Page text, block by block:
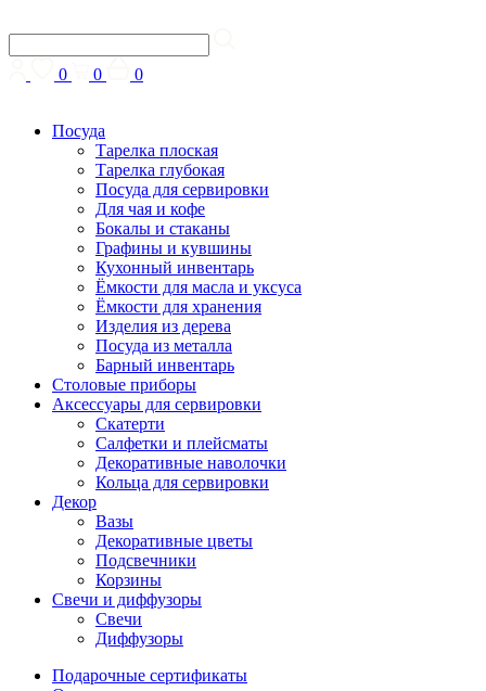
0 0 0
Посуда
Тарелка плоская
Тарелка глубокая
Посуда для сервировки
Для чая и кофе
Бокалы и стаканы
Графины и кувшины
Кухонный инвентарь
Ёмкости для масла и уксуса
Ёмкости для хранения
Изделия из дерева
Посуда из металла
Барный инвентарь
Столовые приборы
Аксессуары для сервировки
Скатерти
Cалфетки и плейсматы
Декоративные наволочки
Кольца для сервировки
Декор
Вазы
Декоративные цветы
Подсвечники
Корзины
Свечи и диффузоры
Свечи
Диффузоры
Подарочные сертификаты